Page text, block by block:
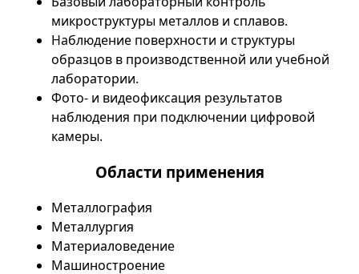
микроструктуры металлов и сплавов.
Наблюдение поверхности и структуры
образцов в производственной или учебной
лаборатории.
Фото- и видеофиксация результатов
наблюдения при подключении цифровой
камеры.
Области применения
Металлография
Металлургия
Материаловедение
Машиностроение